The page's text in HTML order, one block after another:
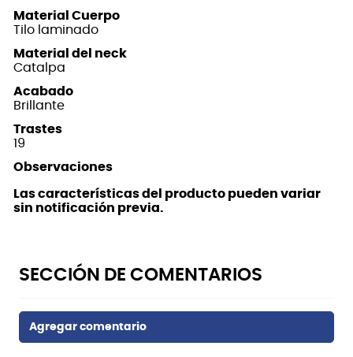
Material Cuerpo
Tilo laminado
Material del neck
Catalpa
Acabado
Brillante
Trastes
19
Observaciones
Las características del producto pueden variar
sin notificación previa.